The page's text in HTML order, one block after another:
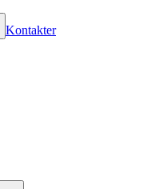
Kontakter